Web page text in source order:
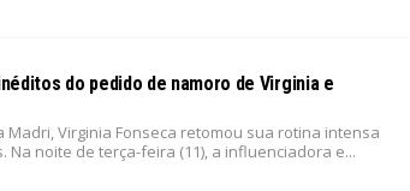
do pedido de namoro de Virginia e
Virginia Fonseca retomou sua rotina intensa
noite de terça-feira (11), a influenciadora e...